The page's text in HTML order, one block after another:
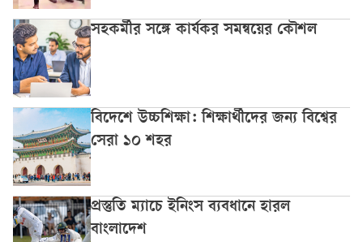
সহকর্মীর সঙ্গে কার্যকর সমন্বয়ের কৌশল
বিদেশে উচ্চশিক্ষা: শিক্ষার্থীদের জন্য বিশ্বের
সেরা ১০ শহর
প্রস্তুতি ম্যাচে ইনিংস ব্যবধানে হারল
বাংলাদেশ